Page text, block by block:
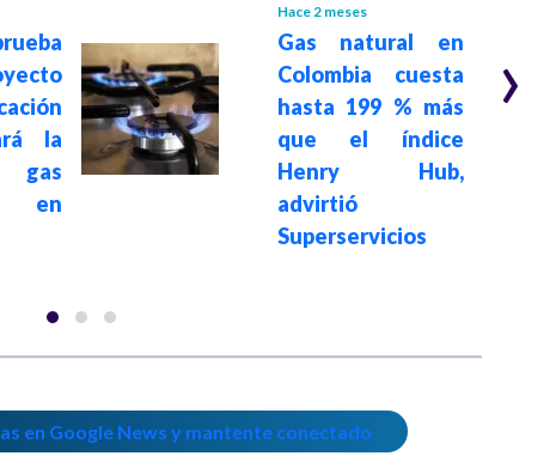
la
gas
en
Hace 2 meses
Gas natural en
Colombia cuesta
hasta 199 % más
que el índice
Henry Hub,
advirtió
Superservicios
›
en Google News y mantente conectado